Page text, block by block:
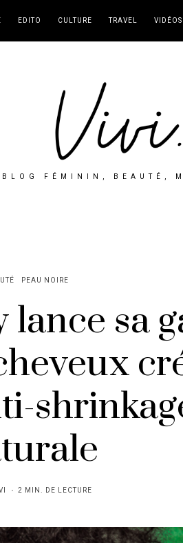
EDITO CULTURE TRAVEL VIDÉOS
BLOG FÉMININ, BEAUTÉ,
PEAU NOIRE
sa
2 MIN. DE LECTURE